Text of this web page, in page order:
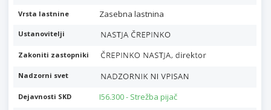
Vrsta lastnine Zasebna lastnina
Ustanovitelji
Zakoniti zastopniki
Nadzorni svet
Dejavnosti SKD I56.300 - Strežba pijač